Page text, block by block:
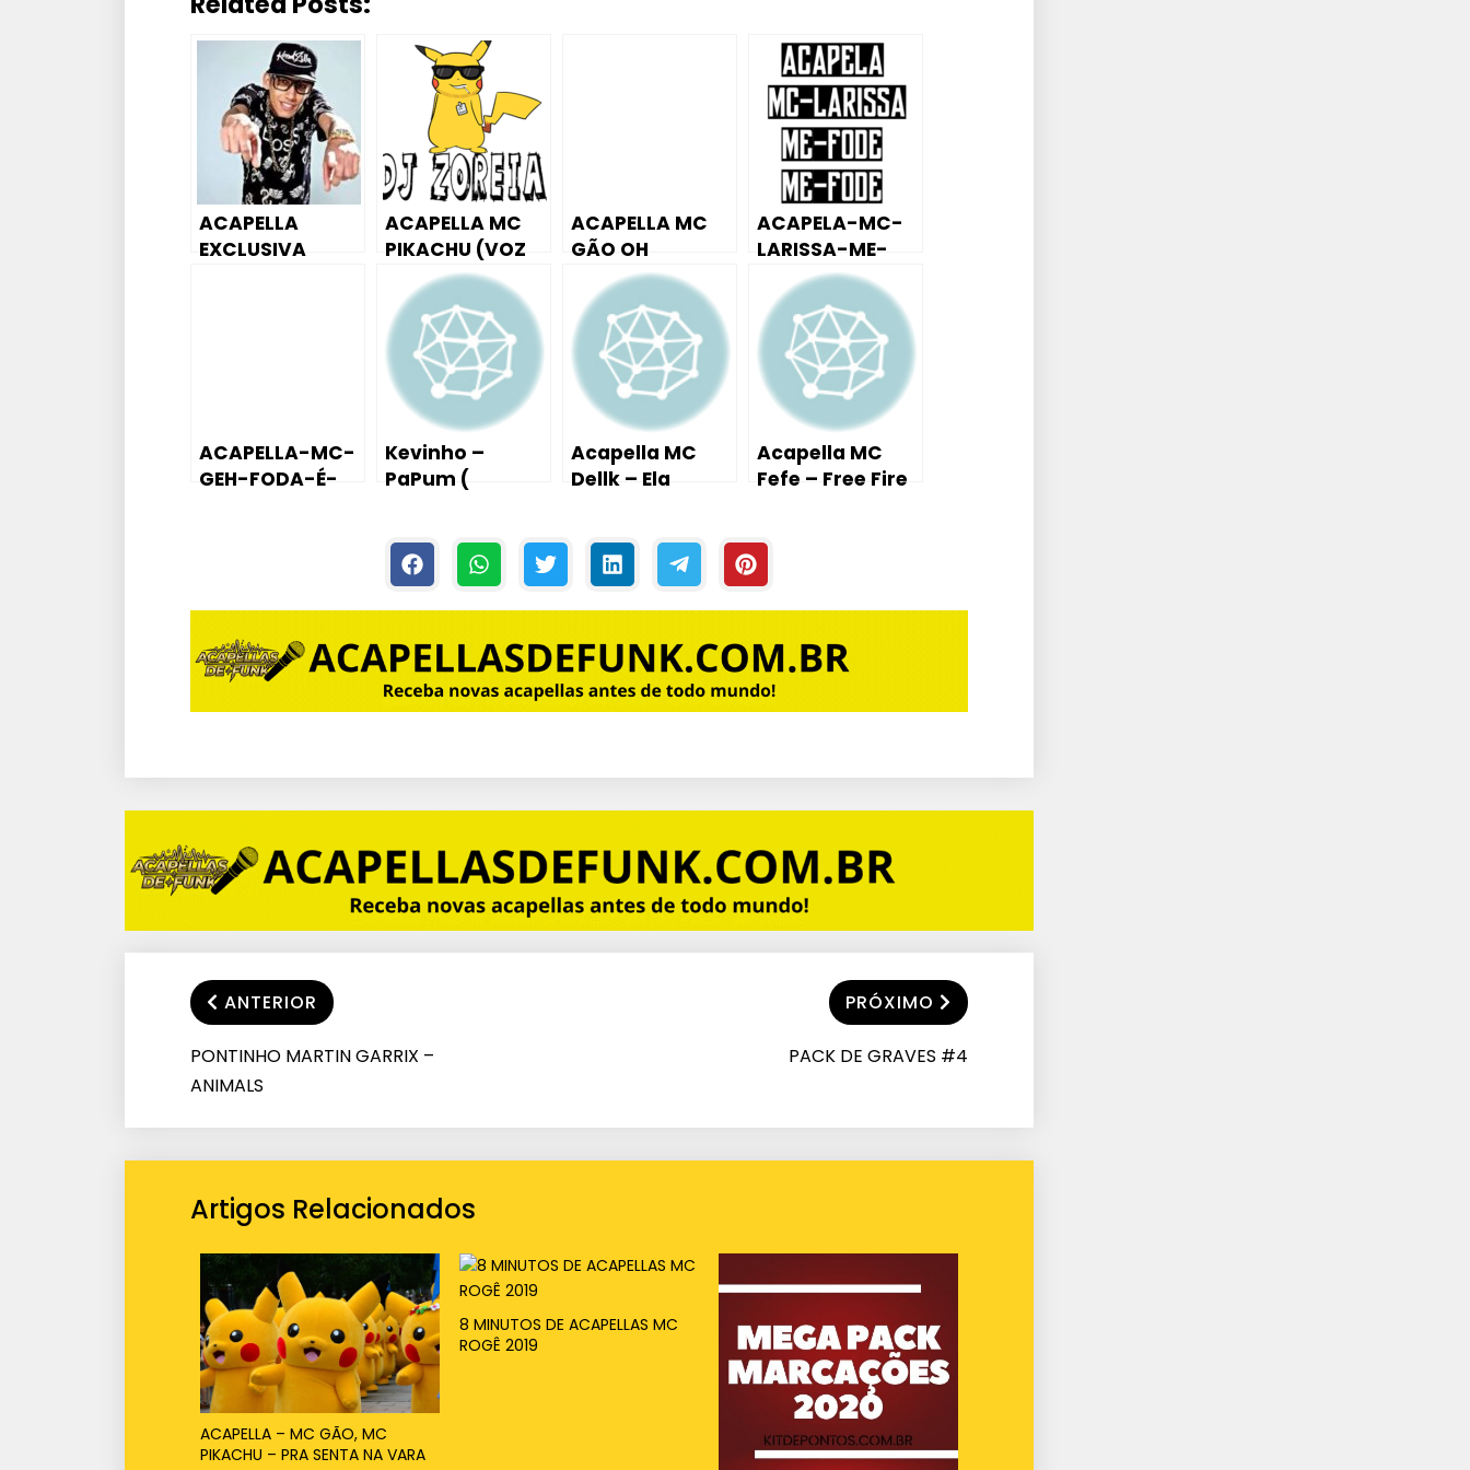
ACAPELLA
EXCLUSIVA
ACAPELLA MC
PIKACHU (VOZ
GROSSA) DJ
ZOREIA
ACAPELLA MC
GÃO OH
NOVINHA 2015
ACAPELA-MC-
LARISSA-ME-
FODE-ME-FODE
ACAPELLA-MC-
GEH-FODA-É-
Kevinho –
PaPum (
Acapella MC
Dellk – Ela
Acapella MC
Fefe – Free Fire
ANTERIOR
PONTINHO MARTIN GARRIX –
ANIMALS
PRÓXIMO
PACK DE GRAVES #4
Artigos Relacionados
ACAPELLA – MC GÃO, MC
PIKACHU – PRA SENTA NA VARA
8 MINUTOS DE ACAPELLAS MC
ROGÊ 2019